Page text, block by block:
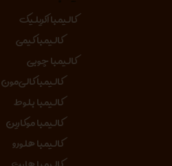
کالیمبا اکریلیک
کالیمبا کیمی
کالیمبا چوبی
کالیمبا کالی‌مون
کالیمبا بلوط
کالیمبا موکارین
کالیمبا هلورو